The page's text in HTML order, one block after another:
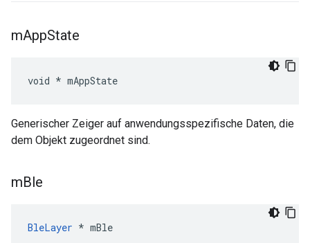
mAppState
void * mAppState
Generischer Zeiger auf anwendungsspezifische Daten, die
dem Objekt zugeordnet sind.
mBle
BleLayer * mBle